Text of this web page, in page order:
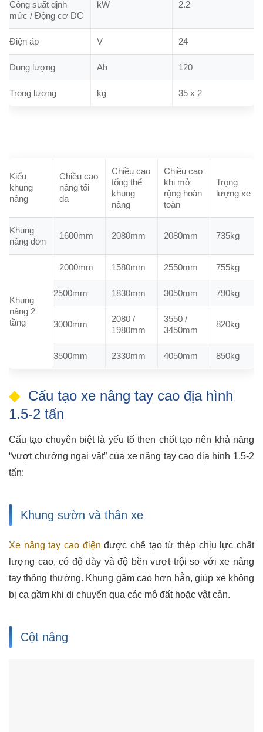
Công suất định
mức / Động cơ DC
kW 2.2
Điện áp V 24
Dung lượng Ah 120
Trọng lượng kg 35 x 2
Kiểu
khung
nâng
Chiều cao
nâng tối
đa
Chiều cao
tổng thể
khung
nâng
Chiều cao
khi mở
rộng hoàn
toàn
Trọng
lượng xe
Khung
nâng đơn
1600mm 2080mm 2080mm 735kg
Khung
nâng 2
tầng
2000mm 1580mm 2550mm 755kg
2500mm 1830mm 3050mm 790kg
3000mm
2080 /
1980mm
3550 /
3450mm
820kg
3500mm 2330mm 4050mm 850kg
Cấu tạo xe nâng tay cao địa hình
1.5-2 tấn
Cấu tạo chuyên biệt là yếu tố then chốt tạo nên khả năng
“vượt chướng ngại vật” của xe nâng tay cao địa hình 1.5-2
tấn:
Khung sườn và thân xe
Xe nâng tay cao điện được chế tạo từ thép chịu lực chất
lượng cao, có độ dày và độ bền vượt trội so với xe nâng
tay thông thường. Khung gầm cao hơn hẳn, giúp xe không
bị cạ gầm khi di chuyển qua các mô đất hoặc vật cản.
Cột nâng